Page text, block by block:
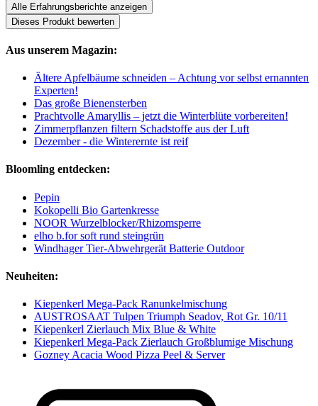
Alle Erfahrungsberichte anzeigen
Dieses Produkt bewerten
Aus unserem Magazin:
Ältere Apfelbäume schneiden – Achtung vor selbst ernannten
Experten!
Das große Bienensterben
Prachtvolle Amaryllis – jetzt die Winterblüte vorbereiten!
Zimmerpflanzen filtern Schadstoffe aus der Luft
Dezember - die Winterernte ist reif
Bloomling entdecken:
Pepin
Kokopelli Bio Gartenkresse
NOOR Wurzelblocker/Rhizomsperre
elho b.for soft rund steingrün
Windhager Tier-Abwehrgerät Batterie Outdoor
Neuheiten:
Kiepenkerl Mega-Pack Ranunkelmischung
AUSTROSAAT Tulpen Triumph Seadov, Rot Gr. 10/11
Kiepenkerl Zierlauch Mix Blue & White
Kiepenkerl Mega-Pack Zierlauch Großblumige Mischung
Gozney Acacia Wood Pizza Peel & Server